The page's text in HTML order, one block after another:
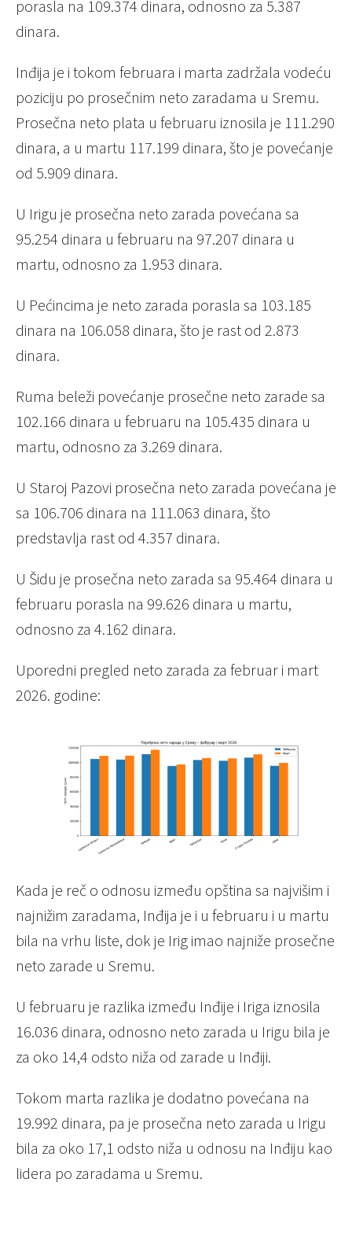
porasla na 109.374 dinara, odnosno za 5.387
dinara.
Inđija je i tokom februara i marta zadržala vodeću
poziciju po prosečnim neto zaradama u Sremu.
Prosečna neto plata u februaru iznosila je 111.290
dinara, a u martu 117.199 dinara, što je povećanje
od 5.909 dinara.
U Irigu je prosečna neto zarada povećana sa
95.254 dinara u februaru na 97.207 dinara u
martu, odnosno za 1.953 dinara.
U Pećincima je neto zarada porasla sa 103.185
dinara na 106.058 dinara, što je rast od 2.873
dinara.
Ruma beleži povećanje prosečne neto zarade sa
102.166 dinara u februaru na 105.435 dinara u
martu, odnosno za 3.269 dinara.
U Staroj Pazovi prosečna neto zarada povećana je
sa 106.706 dinara na 111.063 dinara, što
predstavlja rast od 4.357 dinara.
U Šidu je prosečna neto zarada sa 95.464 dinara u
februaru porasla na 99.626 dinara u martu,
odnosno za 4.162 dinara.
Uporedni pregled neto zarada za februar i mart
2026. godine:
Kada je reč o odnosu između opština sa najvišim i
najnižim zaradama, Inđija je i u februaru i u martu
bila na vrhu liste, dok je Irig imao najniže prosečne
neto zarade u Sremu.
U februaru je razlika između Inđije i Iriga iznosila
16.036 dinara, odnosno neto zarada u Irigu bila je
za oko 14,4 odsto niža od zarade u Inđiji.
Tokom marta razlika je dodatno povećana na
19.992 dinara, pa je prosečna neto zarada u Irigu
bila za oko 17,1 odsto niža u odnosu na Inđiju kao
lidera po zaradama u Sremu.